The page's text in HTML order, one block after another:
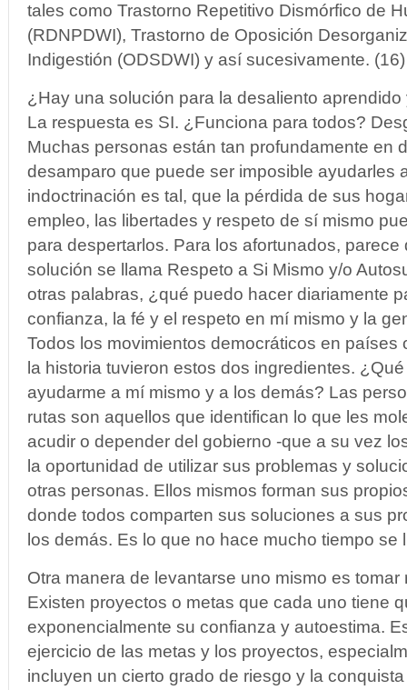
tales como Trastorno Repetitivo Dismórfico de
(RDNPDWI), Trastorno de Oposición
Indigestión (ODSDWI) y así sucesivamente. (16)
¿Hay una solución para la desaliento
La respuesta es SI. ¿Funciona para todos?
Muchas personas están tan profundamente en
desamparo que puede ser imposible ayudarles
indoctrinación es tal, que la pérdida de sus
empleo, las libertades y respeto de sí mismo
para despertarlos. Para los afortunados, parece
solución se llama Respeto a Si Mismo y/o
otras palabras, ¿qué puedo hacer diariamente
confianza, la fé y el respeto en mí mismo y la
Todos los movimientos democráticos en países
la historia tuvieron estos dos ingredientes.
ayudarme a mí mismo y a los demás? Las
rutas son aquellos que identifican lo que les
acudir o depender del gobierno -que a su vez
la oportunidad de utilizar sus problemas y
otras personas. Ellos mismos forman sus
donde todos comparten sus soluciones a sus
los demás. Es lo que no hace mucho tiempo se
Otra manera de levantarse uno mismo es tomar
Existen proyectos o metas que cada uno tiene
exponencialmente su confianza y autoestima.
ejercicio de las metas y los proyectos,
incluyen un cierto grado de riesgo y la